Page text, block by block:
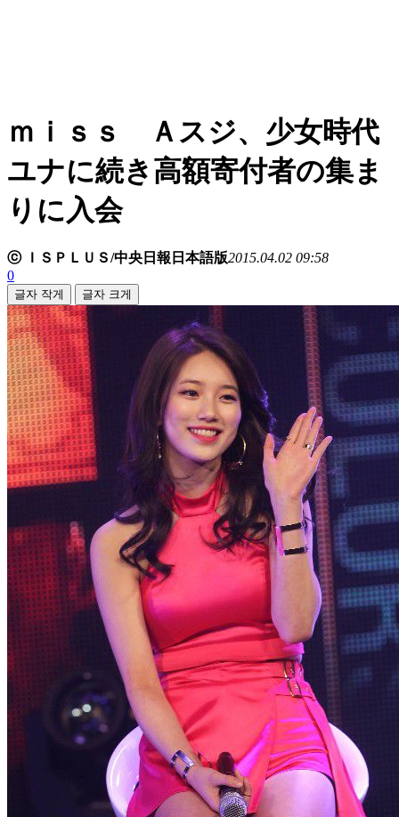
ｍｉｓｓ Ａスジ、少女時代
ユナに続き高額寄付者の集ま
りに入会
ⓒ ＩＳＰＬＵＳ/中央日報日本語版2015.04.02 09:58
0
글자 작게 글자 크게